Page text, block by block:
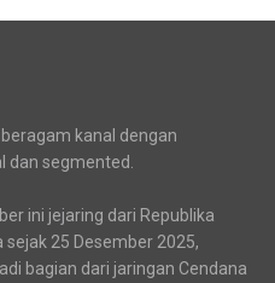
kanal dengan
dan segmented.
ini jejaring dari Republika
25 Desember 2025,
bagian dari jaringan Cendana